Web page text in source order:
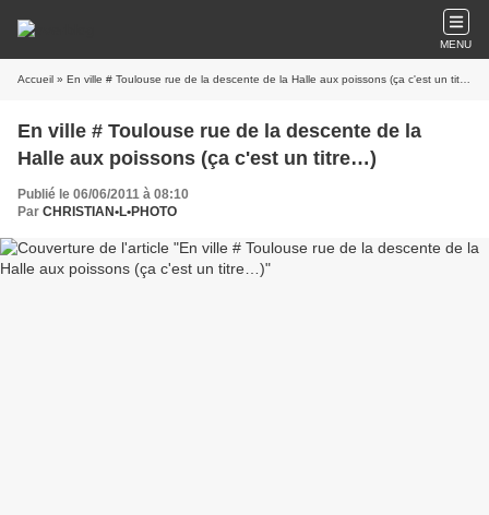
MENU
Accueil » En ville # Toulouse rue de la descente de la Halle aux poissons (ça c'est un titre…)
En ville # Toulouse rue de la descente de la
Halle aux poissons (ça c'est un titre…)
Publié le 06/06/2011 à 08:10
Par CHRISTIAN•L•PHOTO